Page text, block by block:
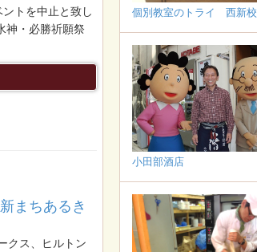
トを中止と致し
神・必勝祈願祭
まちあるき
クス、ヒルトン
個別教室のトライ 西新校
小田部酒店